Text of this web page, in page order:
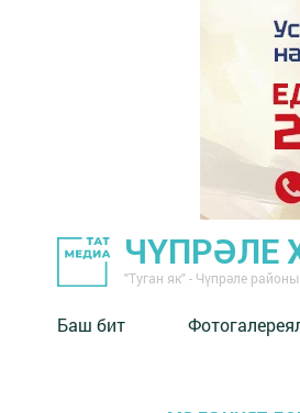
ЧҮПРӘЛЕ
"Туган як" - Чүпрәле
Баш бит